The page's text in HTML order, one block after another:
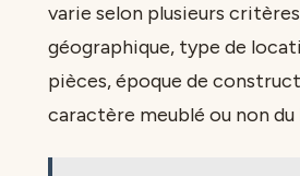
varie selon plusieurs
géographique, type de
pièces, époque de
caractère meublé ou non